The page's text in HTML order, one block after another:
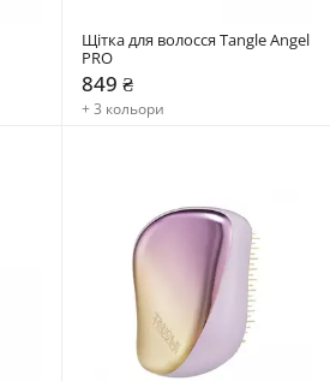
Щітка для волосся Tangle Angel
PRO
849 ₴
+ 3 кольори